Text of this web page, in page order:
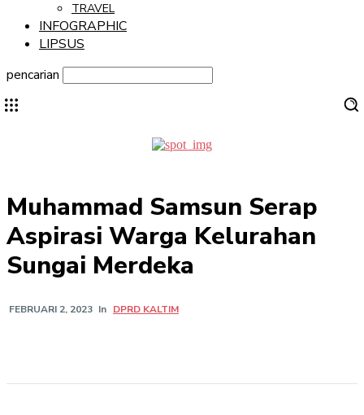
TRAVEL
INFOGRAPHIC
LIPSUS
pencarian
Muhammad Samsun Serap
Aspirasi Warga Kelurahan
Sungai Merdeka
FEBRUARI 2, 2023 In DPRD KALTIM